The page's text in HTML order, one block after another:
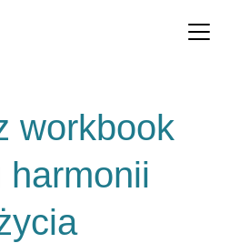
workbook
harmonii